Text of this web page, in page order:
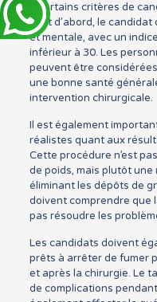
a certains critères de
Tout d’abord, le
et mentale, avec un
inférieur à 30. Les
peuvent être
une bonne santé
intervention chirurgicale.
Il est également
réalistes quant aux
Cette procédure n’est
de poids, mais plutôt
éliminant les dépôts de
doivent comprendre que
pas résoudre les
Les candidats doivent
prêts à arrêter de fumer
et après la chirurgie. Le
de complications